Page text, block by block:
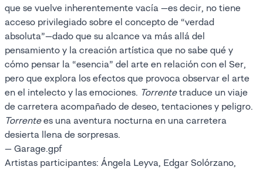
que se vuelve inherentemente vacía —es decir, no tiene
acceso privilegiado sobre el concepto de “verdad
absoluta”—dado que su alcance va más allá del
pensamiento y la creación artística que no sabe qué y
cómo pensar la “esencia” del arte en relación con el Ser,
pero que explora los efectos que provoca observar el arte
en el intelecto y las emociones. Torrentetraduce un viaje
de carretera acompañado de deseo, tentaciones y peligro.
Torrentees una aventura nocturna en una carretera
desierta llena de sorpresas.
— Garage.gpf
Artistas participantes: Ángela Leyva, Edgar Solórzano,